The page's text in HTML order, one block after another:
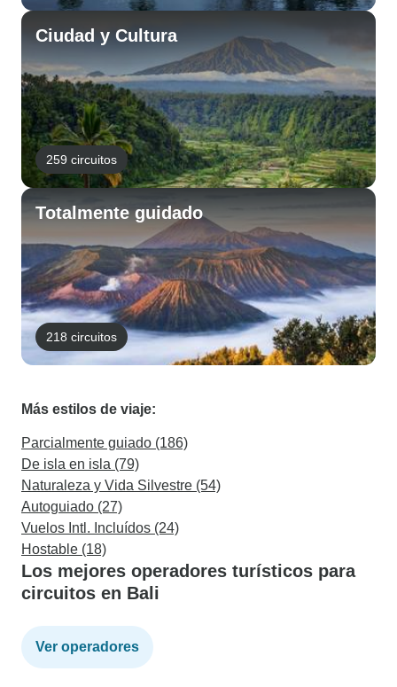
Ciudad y Cultura
259 circuitos
Totalmente guidado
218 circuitos
Más estilos de viaje:
Parcialmente guiado (186)
De isla en isla (79)
Naturaleza y Vida Silvestre (54)
Autoguiado (27)
Vuelos Intl. Incluídos (24)
Hostable (18)
Los mejores operadores turísticos para
circuitos en Bali
Ver operadores